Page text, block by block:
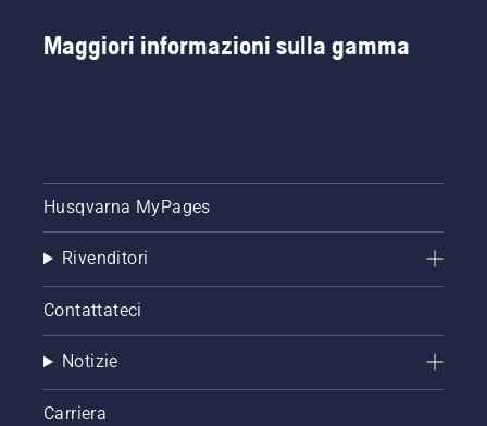
Maggiori informazioni sulla gamma
Husqvarna MyPages
Rivenditori
Contattateci
Notizie
Carriera